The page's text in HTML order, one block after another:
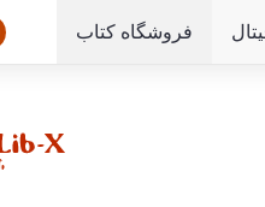
فروشگاه کتاب